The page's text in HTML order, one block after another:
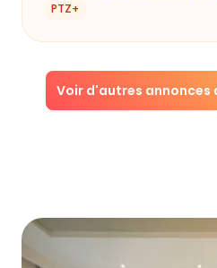
PTZ+
Voir d'autres annonces